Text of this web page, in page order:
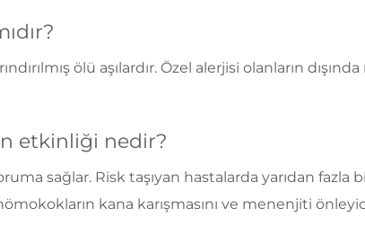
ölü aşılardır. Özel alerjisi olanların
etkinliği nedir?
sağlar. Risk taşıyan hastalarda yarıdan
kana karışmasını ve menenjiti